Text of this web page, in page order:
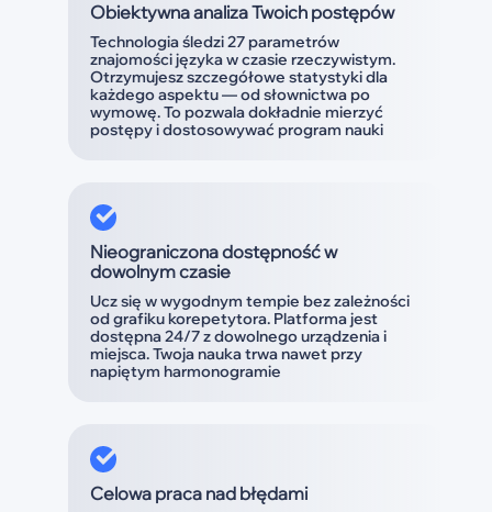
Obiektywna analiza Twoich postępów
Technologia śledzi 27 parametrów
znajomości języka w czasie rzeczywistym.
Otrzymujesz szczegółowe statystyki dla
każdego aspektu — od słownictwa po
wymowę. To pozwala dokładnie mierzyć
postępy i dostosowywać program nauki
Nieograniczona dostępność w
dowolnym czasie
Ucz się w wygodnym tempie bez zależności
od grafiku korepetytora. Platforma jest
dostępna 24/7 z dowolnego urządzenia i
miejsca. Twoja nauka trwa nawet przy
napiętym harmonogramie
Celowa praca nad błędami